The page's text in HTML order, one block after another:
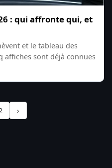
: qui affronte qui, et
et le tableau des
affiches sont déjà connues
›